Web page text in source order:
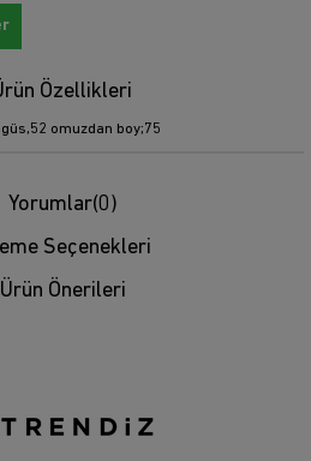
Özellikleri
omuzdan boy;75
Yorumlar(0)
Seçenekleri
Ürün Önerileri